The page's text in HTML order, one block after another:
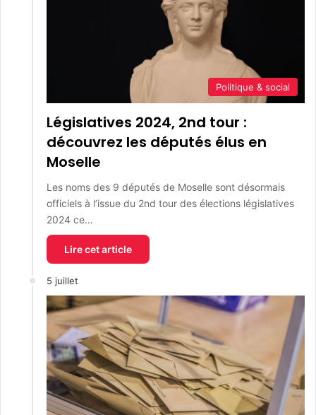
Politique & social
Législatives 2024, 2nd tour :
découvrez les députés élus en
Moselle
Les noms des 9 députés de Moselle sont désormais
officiels à l’issue du 2nd tour des élections législatives
2024 ce…
Lire cet article
5 juillet